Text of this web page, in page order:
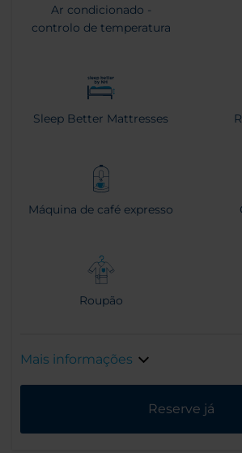
Ar condicionado -
controlo de temperatura
Sleep Better Mattresses
Máquina de café expresso
Roupão
Mais informações
Reserve já